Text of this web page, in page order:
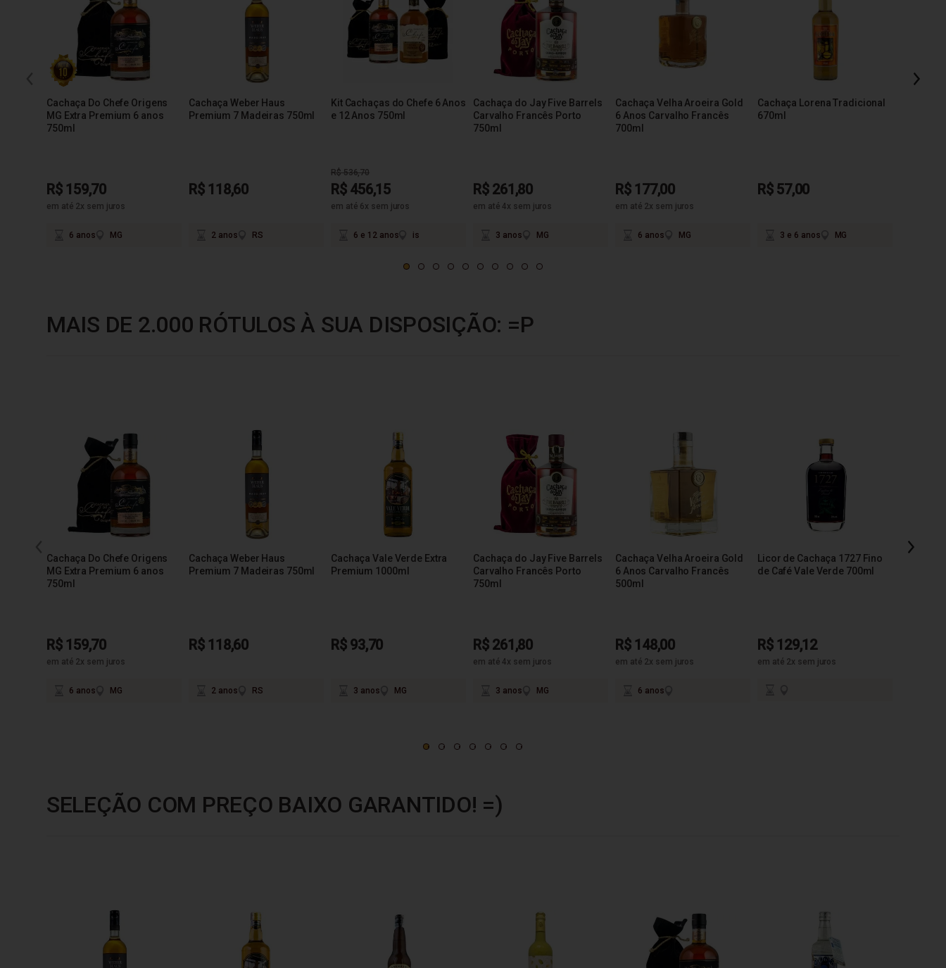
Cachaça Do Chefe Origens
MG Extra Premium 6 anos
750ml
R$ 159,70
em até 2x sem juros
6 anos MG
Cachaça Weber Haus
Premium 7 Madeiras 750ml
R$ 118,60
2 anos RS
Kit Cachaças do Chefe 6 Anos
e 12 Anos 750ml
R$ 536,70
R$ 456,15
em até 6x sem juros
6 e 12 anos is
Cachaça do Jay Five Barrels
Carvalho Francês Porto
750ml
R$ 261,80
em até 4x sem juros
3 anos MG
Cachaça Velha Aroeira Gold
6 Anos Carvalho Francês
700ml
R$ 177,00
em até 2x sem juros
6 anos MG
Cachaça Lorena Tradicional
670ml
R$ 57,00
3 e 6 anos MG
MAIS DE 2.000 RÓTULOS À SUA DISPOSIÇÃO: =P
Cachaça Do Chefe Origens
MG Extra Premium 6 anos
750ml
R$ 159,70
em até 2x sem juros
6 anos MG
Cachaça Weber Haus
Premium 7 Madeiras 750ml
R$ 118,60
2 anos RS
Cachaça Vale Verde Extra
Premium 1000ml
R$ 93,70
3 anos MG
Cachaça do Jay Five Barrels
Carvalho Francês Porto
750ml
R$ 261,80
em até 4x sem juros
3 anos MG
Cachaça Velha Aroeira Gold
6 Anos Carvalho Francês
500ml
R$ 148,00
em até 2x sem juros
6 anos
Licor de Cachaça 1727 Fino
de Café Vale Verde 700ml
R$ 129,12
em até 2x sem juros
SELEÇÃO COM PREÇO BAIXO GARANTIDO! =)